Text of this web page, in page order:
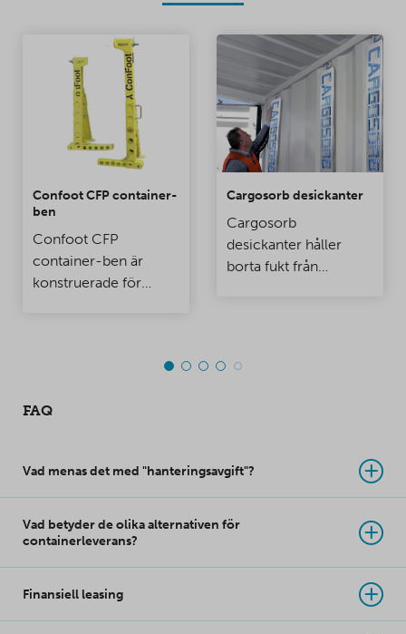
Confoot CFP container-
ben
Confoot CFP
container-ben är
konstruerade för
containern är fäst vid
dörrarna kan öppnas
Cargosorb desickanter
Cargosorb
desickanter håller
borta fukt från
FAQ
Vad menas det med "hanteringsavgift"?
Vad betyder de olika alternativen för
containerleverans?
Finansiell leasing